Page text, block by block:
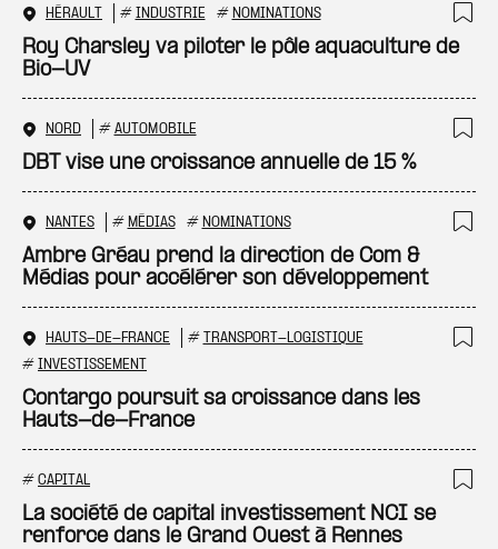
HÉRAULT # INDUSTRIE # NOMINATIONS
Roy Charsley va piloter le pôle aquaculture de
Bio-UV
NORD # AUTOMOBILE
DBT vise une croissance annuelle de 15 %
NANTES # MÉDIAS # NOMINATIONS
Ambre Gréau prend la direction de Com &
Médias pour accélérer son développement
HAUTS-DE-FRANCE # TRANSPORT-LOGISTIQUE
# INVESTISSEMENT
Contargo poursuit sa croissance dans les
Hauts-de-France
# CAPITAL
La société de capital investissement NCI se
renforce dans le Grand Ouest à Rennes